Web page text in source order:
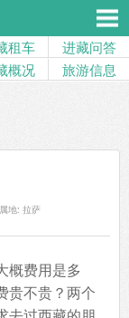
租车
进藏问答
概况 旅游信息
地: 拉萨
概费用是多
贵不贵？两个